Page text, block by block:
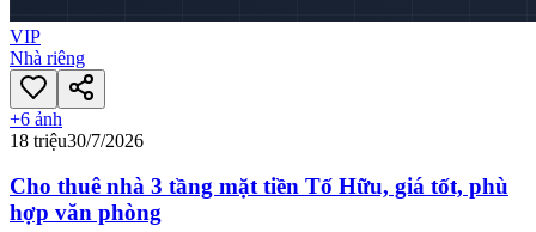
VIP
Nhà riêng
+6 ảnh
18 triệu30/7/2026
Cho thuê nhà 3 tầng mặt tiền Tố Hữu, giá tốt, phù
hợp văn phòng